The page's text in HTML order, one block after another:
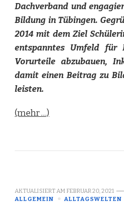
Dachverband und
Bildung in Tübingen.
2014 mit dem Ziel
entspanntes Umfeld für
Vorurteile abzubauen,
damit einen Beitrag zu
leisten.
(mehr …)
AKTUALISIERT AM FEBRUAR 20, 2021
ALLGEMEIN
ALLTAGSWELTEN